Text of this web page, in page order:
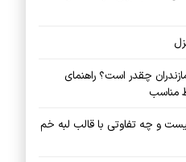
چقدر است؟ راهنمای
مناسب
و چه تفاوتی با قالب لبه خم